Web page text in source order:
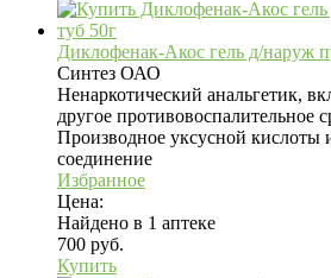
Диклофенак-Акос гель д/наруж
Синтез ОАО
Ненаркотический анальгетик,
другое
Производное уксусной кислоты
соединение
Избранное
Цена:
Найдено в 1 аптеке
700 руб.
Купить